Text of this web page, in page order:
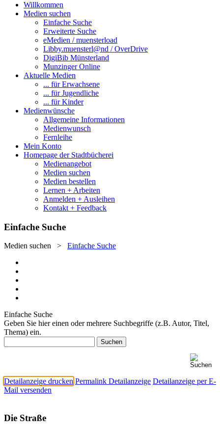
Willkommen
Medien suchen
Einfache Suche
Erweiterte Suche
eMedien / muensterload
Libby.muensterl@nd / OverDrive
DigiBib Münsterland
Munzinger Online
Aktuelle Medien
... für Erwachsene
... für Jugendliche
... für Kinder
Medienwünsche
Allgemeine Informationen
Medienwunsch
Fernleihe
Mein Konto
Homepage der Stadtbücherei
Medienangebot
Medien suchen
Medien bestellen
Lernen + Arbeiten
Anmelden + Ausleihen
Kontakt + Feedback
Einfache Suche
Medien suchen > Einfache Suche
Einfache Suche
Geben Sie hier einen oder mehrere Suchbegriffe (z.B. Autor, Titel,
Thema) ein.
Detailanzeige drucken Permalink Detailanzeige Detailanzeige per E-
Mail versenden
Die Straße